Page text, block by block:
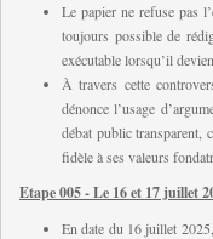
Le papier ne refuse pas
toujours possible de
exécutable lorsqu’il
À travers cette
dénonce l’usage
débat public transparent,
fidèle à ses valeurs
Etape 005 - Le 16 et 17 juillet
En date du 16 juillet